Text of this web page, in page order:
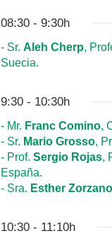
08:30 - 9:30h
- Sr. Aleh Cherp,
Suecia.
9:30 - 10:30h
- Mr. Franc Comino,
- Sr. Mario Grosso,
- Prof. Sergio Rojas,
España.
- Sra. Esther Zorzano
10:30 - 11:10h